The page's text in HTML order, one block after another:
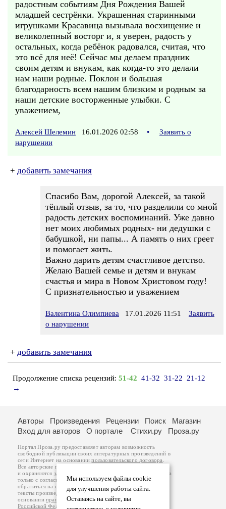
радостным событиям Дня Рождения Вашей
младшей сестрёнки. Украшенная старинными
игрушками Красавица вызывала восхищение и
великолепный восторг и, я уверен, радость у
остальных, когда ребёнок радовался, считая, что
это всё для неё! Сейчас мы делаем праздник
своим детям и внукам, как когда-то это делали
нам наши родные. Поклон и большая
благодарность всем нашим близким и родным за
наши детские восторженные улыбки. С
уважением,
Алексей Шелемин 16.01.2026 02:58 •
Заявить о
нарушении
+ добавить замечания
Спасибо Вам, дорогой Алексей, за такой
тёплый отзыв, за то, что разделили со мной
радость детских воспоминаний. Уже давно
нет моих любимых родных- ни дедушки с
бабушкой, ни папы... А память о них греет
и помогает жить.
Важно дарить детям счастливое детство.
Желаю Вашей семье и детям и внукам
счастья и мира в Новом Христовом году!
С признательностью и уважением
Валентина Олимпиева 17.01.2026 11:51
Заявить
о нарушении
+ добавить замечания
Продолжение списка рецензий: 51-42 41-32 31-22
21-12
→
Мы используем файлы cookie
для улучшения работы сайта.
Оставаясь на сайте, вы
Авторы Произведения Рецензии Поиск
Магазин
Вход для авторов
О портале Стихи.ру Проза.ру
Портал Проза.ру предоставляет авторам возможность
свободной публикации своих литературных произведений в
сети Интернет на основаниипользовательского договора
Все авторские права на произведения принадлежат авторам
и охраняются законом
. Перепечатка произведений возможна
только с согласия его автора, к которому вы можете
обратиться на его авторской странице. Ответственность за
тексты произведений авторы несут самостоятельно на
основанииправил публикацииизаконодательства
Российской Федерации